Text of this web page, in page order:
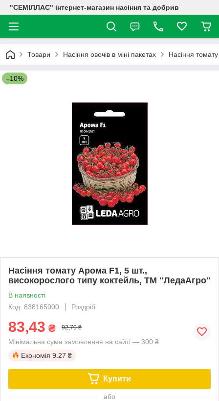
"СЕМІЛЛАС" інтернет-магазин насіння та добрив
Товари Насіння овочів в міні пакетах Насіння
–10%
Насіння томату Арома F1, 5 шт.,
високорослого типу коктейль, ТМ "ЛедаАгро"
В наявності
Код: 838165000
Роздріб
83,43 ₴ 92,70 ₴
Мінімальна сума замовлення на сайті — 300 ₴
Економія 9.27 ₴
Купити
або